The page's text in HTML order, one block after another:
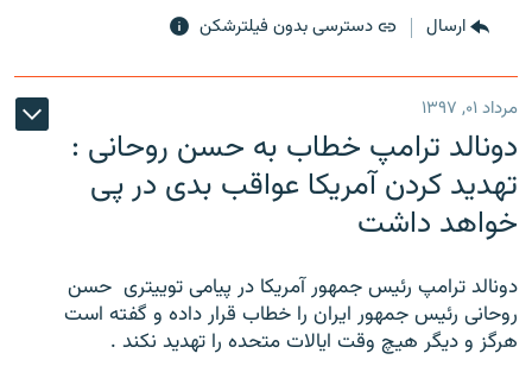
ارسال دسترسی بدون فیلترشکن
مرداد ۰۱, ۱۳۹۷
دونالد ترامپ خطاب به حسن روحانی :
تهدید کردن آمریکا عواقب بدی در پی
خواهد داشت
دونالد ترامپ رئیس جمهور آمریکا در پیامی توییتری ‌ حسن
روحانی رئیس جمهور ایران را خطاب قرار داده و گفته است
هرگز و دیگر هیچ وقت ایالات متحده را تهدید نکند .